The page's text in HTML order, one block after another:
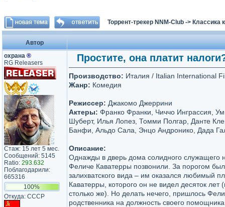
Торрент-трекер NNM-Club -> Классика
Автор
охрана ®
RG Releasers
Стаж: 15 лет 5 мес.
Сообщений: 5145
Ratio: 293.632
Поблагодарили:
665316
100%
Откуда: СССР
Простите, она платит
Производство: Италия / Italian International
Жанр: Комедия
Режиссер: Джакомо Джеррини
Актеры: Франко Франки, Чиччо Инграссия,
Шуберт, Илья Лопез, Томми Полгар, Данте
Банфи, Альдо Сала, Энцо Андронико, Дада
Описание:
Однажды в дверь дома солидного служащего
Феличе Каватерры позвонили. За порогом
залихватского вида – им оказался любимый
Каватерры, которого он не видел десяток
столько же). Но делать нечего, пришлось
родственника на должность своего